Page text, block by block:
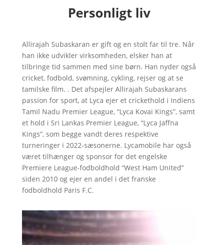
Personligt liv
Allirajah Subaskaran er gift og en stolt far til tre. Når
han ikke udvikler virksomheden, elsker han at
tilbringe tid sammen med sine børn. Han nyder også
cricket, fodbold, svømning, cykling, rejser og at se
tamilske film. . Det afspejler Allirajah Subaskarans
passion for sport, at Lyca ejer et crickethold i Indiens
Tamil Nadu Premier League, “Lyca Kovai Kings”, samt
et hold i Sri Lankas Premier League, “Lyca Jaffna
Kings”, som begge vandt deres respektive
turneringer i 2022-sæsonerne. Lycamobile har også
været tilhænger og sponsor for det engelske
Premiere League-fodboldhold “West Ham United”
siden 2010 og ejer en andel i det franske
fodboldhold Paris F.C.